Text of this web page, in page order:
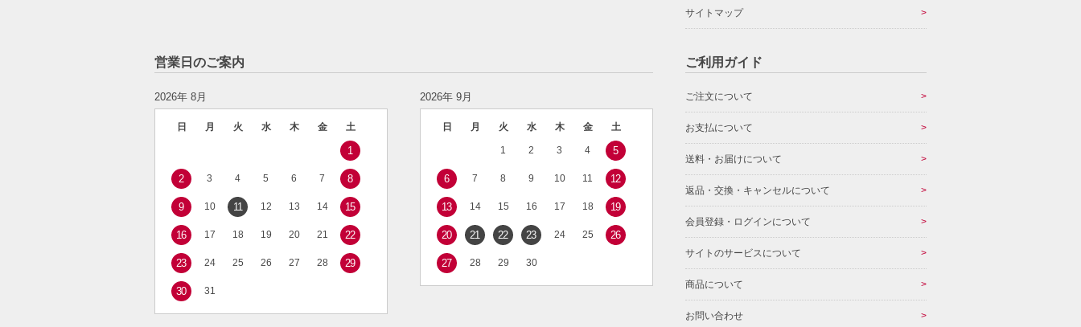
サイトマップ
営業日のご案内
2026年 8月
日 月 火 水 木 金 土
1
2 3 4 5 6 7 8
9 10 11 12 13 14 15
16 17 18 19 20 21 22
23 24 25 26 27 28 29
30 31
2026年 9月
日 月 火 水 木 金 土
1 2 3 4 5
6 7 8 9 10 11 12
13 14 15 16 17 18 19
20 21 22 23 24 25 26
27 28 29 30
ご利用ガイド
ご注文について
お支払について
送料・お届けについて
返品・交換・キャンセルについて
会員登録・ログインについて
サイトのサービスについて
商品について
お問い合わせ